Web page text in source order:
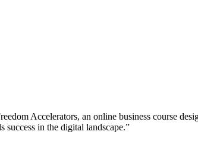
Accelerators, an online business course
in the digital landscape.”